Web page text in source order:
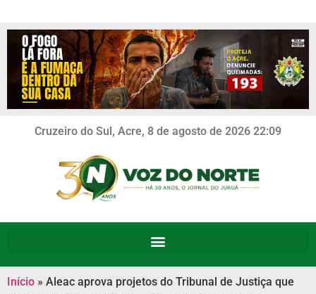
Cruzeiro do Sul, Acre, 8 de agosto de 2026 22:09
Início » Aleac aprova projetos do Tribunal de Justiça que